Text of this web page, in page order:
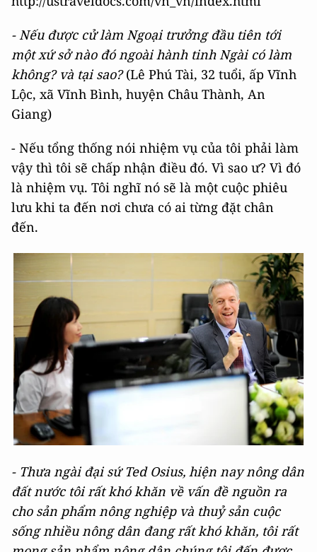
- Nếu được cử làm Ngoại trưởng đầu tiên tới
một xứ sở nào đó ngoài hành tinh Ngài có làm
không? và tại sao?(Lê Phú Tài, 32 tuổi, ấp Vĩnh
Lộc, xã Vĩnh Bình, huyện Châu Thành, An
Giang)
- Nếu tổng thống nói nhiệm vụ của tôi phải làm
vậy thì tôi sẽ chấp nhận điều đó. Vì sao ư? Vì đó
là nhiệm vụ. Tôi nghĩ nó sẽ là một cuộc phiêu
lưu khi ta đến nơi chưa có ai từng đặt chân
đến.
- Thưa ngài đại sứ Ted Osius, hiện nay nông dân
đất nước tôi rất khó khăn về vấn đề nguồn ra
cho sản phẩm nông nghiệp và thuỷ sản cuộc
sống nhiều nông dân đang rất khó khăn, tôi rất